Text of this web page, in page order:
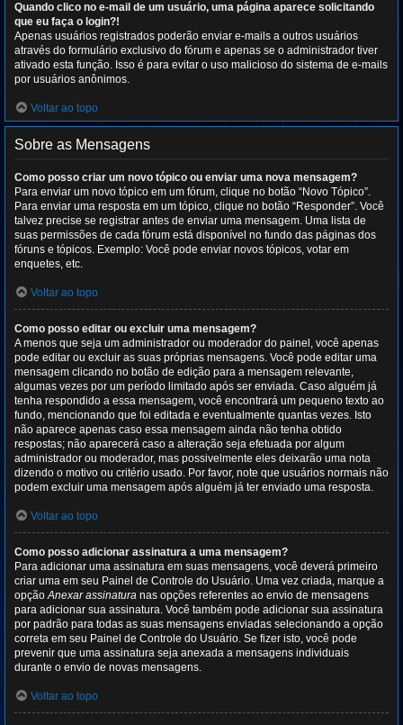
Quando clico no e-mail de um usuário, uma página aparece solicitando
que eu faça o login?!
Apenas usuários registrados poderão enviar e-mails a outros usuários
através do formulário exclusivo do fórum e apenas se o administrador tiver
ativado esta função. Isso é para evitar o uso malicioso do sistema de e-mails
por usuários anônimos.
Voltar ao topo
Sobre as Mensagens
Como posso criar um novo tópico ou enviar uma nova mensagem?
Para enviar um novo tópico em um fórum, clique no botão “Novo Tópico”.
Para enviar uma resposta em um tópico, clique no botão “Responder”. Você
talvez precise se registrar antes de enviar uma mensagem. Uma lista de
suas permissões de cada fórum está disponível no fundo das páginas dos
fóruns e tópicos. Exemplo: Você pode enviar novos tópicos, votar em
enquetes, etc.
Voltar ao topo
Como posso editar ou excluir uma mensagem?
A menos que seja um administrador ou moderador do painel, você apenas
pode editar ou excluir as suas próprias mensagens. Você pode editar uma
mensagem clicando no botão de edição para a mensagem relevante,
algumas vezes por um período limitado após ser enviada. Caso alguém já
tenha respondido a essa mensagem, você encontrará um pequeno texto ao
fundo, mencionando que foi editada e eventualmente quantas vezes. Isto
não aparece apenas caso essa mensagem ainda não tenha obtido
respostas; não aparecerá caso a alteração seja efetuada por algum
administrador ou moderador, mas possivelmente eles deixarão uma nota
dizendo o motivo ou critério usado. Por favor, note que usuários normais não
podem excluir uma mensagem após alguém já ter enviado uma resposta.
Voltar ao topo
Como posso adicionar assinatura a uma mensagem?
Para adicionar uma assinatura em suas mensagens, você deverá primeiro
criar uma em seu Painel de Controle do Usuário. Uma vez criada, marque a
opçãoAnexar assinatura nas opções referentes ao envio de mensagens
para adicionar sua assinatura. Você também pode adicionar sua assinatura
por padrão para todas as suas mensagens enviadas selecionando a opção
correta em seu Painel de Controle do Usuário. Se fizer isto, você pode
prevenir que uma assinatura seja anexada a mensagens individuais
durante o envio de novas mensagens.
Voltar ao topo